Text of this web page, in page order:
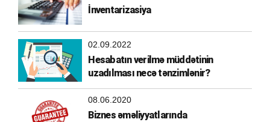
İnventarizasiya
02.09.2022
Hesabatın verilmə müddətinin
uzadılması necə tənzimlənir?
08.06.2020
Biznes əməliyyatlarında